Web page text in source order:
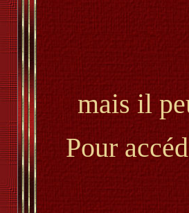
mais il
Pour